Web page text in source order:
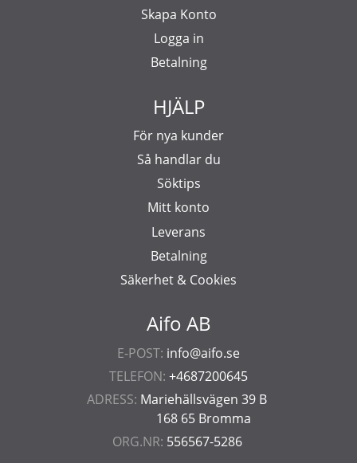
Aifo AB
E-POST: info@aifo.se
TELEFON: +4687200645
ADRESS: Mariehällsvägen 39 B
168 65 Bromma
ORG.NR: 556567-5286
Skapa Konto
Logga in
Betalning
HJÄLP
För nya kunder
Så handlar du
Söktips
Mitt konto
Leverans
Betalning
Säkerhet & Cookies